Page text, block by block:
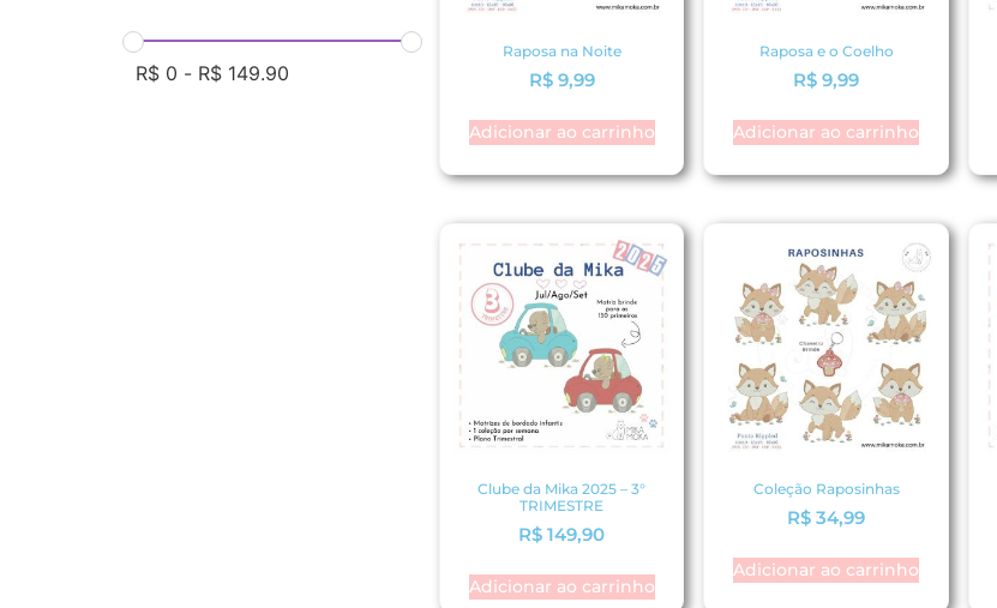
R$ 0 - R$ 149.90
Raposa na Noite
R$9,99
Adicionar ao carrinho
Raposa e o Coelho
R$ 9,99
Adicionar ao carrinho
Clube da Mika 2025 – 3°
TRIMESTRE
R$ 149,90
Adicionar ao carrinho
Coleção Raposinhas
R$ 34,99
Adicionar ao carrinho